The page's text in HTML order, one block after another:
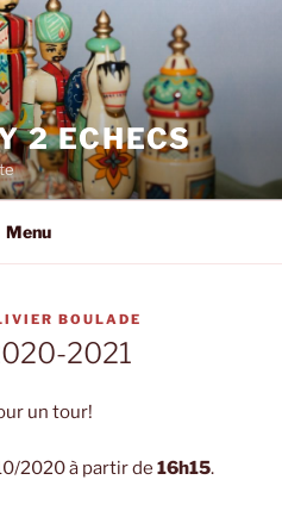
2 ECHECS
Menu
BOULADE
2021
un tour!
2020 à partir de 16h15.